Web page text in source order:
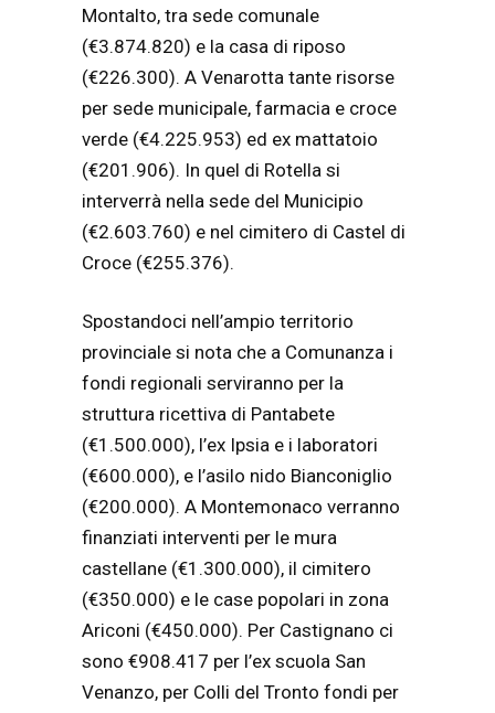
Montalto, tra sede comunale
(€3.874.820) e la casa di riposo
(€226.300). A Venarotta tante risorse
per sede municipale, farmacia e croce
verde (€4.225.953) ed ex mattatoio
(€201.906). In quel di Rotella si
interverrà nella sede del Municipio
(€2.603.760) e nel cimitero di Castel di
Croce (€255.376).
Spostandoci nell’ampio territorio
provinciale si nota che a Comunanza i
fondi regionali serviranno per la
struttura ricettiva di Pantabete
(€1.500.000), l’ex Ipsia e i laboratori
(€600.000), e l’asilo nido Bianconiglio
(€200.000). A Montemonaco verranno
finanziati interventi per le mura
castellane (€1.300.000), il cimitero
(€350.000) e le case popolari in zona
Ariconi (€450.000). Per Castignano ci
sono €908.417 per l’ex scuola San
Venanzo, per Colli del Tronto fondi per